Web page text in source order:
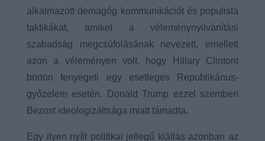
alkalmazott demagóg kommunikációt és populista
taktikákat, amiket a véleménynyilvánítási
szabadság megcsúfolásának nevezett, emellett
azon a véleményen volt, hogy Hillary Clintont
börtön fenyegeti egy esetleges Republikánus-
győzelem esetén. Donald Trump ezzel szemben
Bezost ideologizáltsága miatt támadta.
Egy ilyen nyílt politikai jellegű kiállás azonban az